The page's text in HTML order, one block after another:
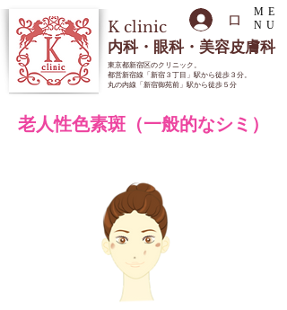
Kclinic
内科・眼科・美容皮膚科
ログイン
ME
NU
東京都新宿区のクリニック 。
都営新宿線「新宿３丁目」駅から徒歩３分。
丸の内線「新宿御苑前」駅から徒歩５分
​老人性色素斑（一般的なシミ）